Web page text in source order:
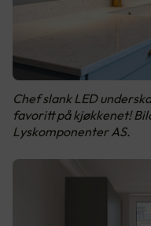
Chef slank LED
favoritt på kjøkkenet!
Lyskomponenter AS.